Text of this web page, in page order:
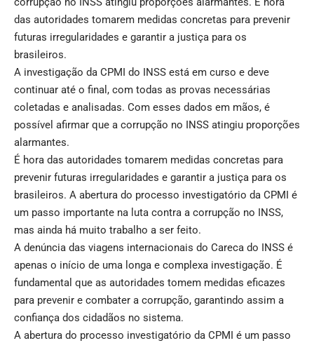
das autoridades tomarem medidas concretas para prevenir
futuras irregularidades e garantir a justiça para os
brasileiros.
A investigação da CPMI do INSS está em curso e deve
continuar até o final, com todas as provas necessárias
coletadas e analisadas. Com esses dados em mãos, é
possível afirmar que a corrupção no INSS atingiu proporções
alarmantes.
É hora das autoridades tomarem medidas concretas para
prevenir futuras irregularidades e garantir a justiça para os
brasileiros. A abertura do processo investigatório da CPMI é
um passo importante na luta contra a corrupção no INSS,
mas ainda há muito trabalho a ser feito.
A denúncia das viagens internacionais do Careca do INSS é
apenas o início de uma longa e complexa investigação. É
fundamental que as autoridades tomem medidas eficazes
para prevenir e combater a corrupção, garantindo assim a
confiança dos cidadãos no sistema.
A abertura do processo investigatório da CPMI é um passo